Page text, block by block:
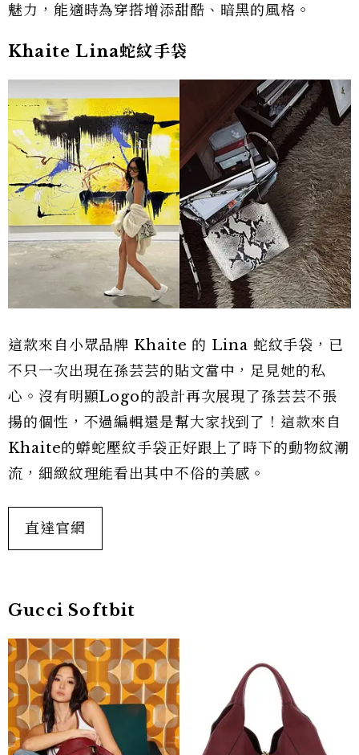
魅力，能適時為穿搭增添甜酷、暗黑的風格。
Khaite Lina蛇紋手袋
這款來自小眾品牌 Khaite 的 Lina 蛇紋手袋，已
不只一次出現在孫芸芸的貼文當中，足見她的私
心。沒有明顯Logo的設計再次展現了孫芸芸不張
揚的個性，不過編輯還是幫大家找到了！這款來自
Khaite的蟒蛇壓紋手袋正好跟上了時下的動物紋潮
流，細緻紋理能看出其中不俗的美感。
直達官網
Gucci Softbit